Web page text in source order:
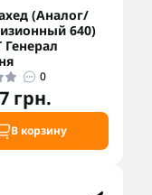
(Аналог/
640)
Генерал
0
грн.
В корзину